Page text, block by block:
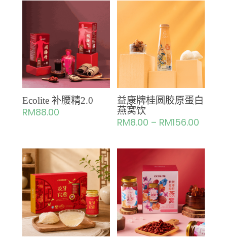
Ecolite 补腰精2.0
RM88.00
益康牌桂圆胶原蛋白
燕窝饮
RM8.00 – RM156.00